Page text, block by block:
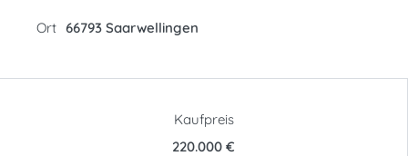
Ort 66793 Saarwellingen
Kaufpreis
220.000 €